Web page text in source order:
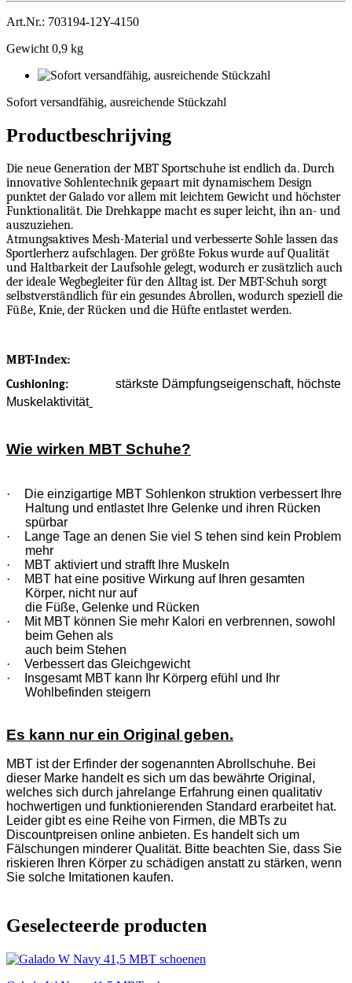
Art.Nr.: 703194-12Y-4150
Gewicht 0,9 kg
Sofort versandfähig, ausreichende Stückzahl
Productbeschrijving
Die neue Generation der MBT Sportschuhe ist endlich da. Durch
innovative Sohlentechnik gepaart mit dynamischem Design
punktet der Galado vor allem mit leichtem Gewicht und höchster
Funktionalität. Die Drehkappe macht es super leicht, ihn an- und
auszuziehen.
Atmungsaktives Mesh-Material und verbesserte Sohle lassen das
Sportlerherz aufschlagen. Der größte Fokus wurde auf Qualität
und Haltbarkeit der Laufsohle gelegt, wodurch er zusätzlich auch
der ideale Wegbegleiter für den Alltag ist. Der MBT-Schuh sorgt
selbstverständlich für ein gesundes Abrollen, wodurch speziell die
Füße, Knie, der Rücken und die Hüfte entlastet werden.
MBT-Index:
Cushioning:
stärkste Dämpfungseigenschaft, höchste
Muskelaktivität
Wie wirken MBT Schuhe?
·
Die einzigartige MBT Sohlenkon struktion verbessert Ihre
Haltung und entlastet Ihre Gelenke und ihren Rücken
spürbar
·
Lange Tage an denen Sie viel S tehen sind kein Problem
mehr
·
MBT aktiviert und strafft Ihre Muskeln
·
MBT hat eine positive Wirkung auf Ihren gesamten
Körper, nicht nur auf
die Füße, Gelenke und Rücken
·
Mit MBT können Sie mehr Kalori en verbrennen, sowohl
beim Gehen als
auch beim Stehen
·
Verbessert das Gleichgewicht
·
Insgesamt MBT kann Ihr Körperg efühl und Ihr
Wohlbefinden steigern
Es kann nur ein Original geben.
MBT ist der Erfinder der sogenannten Abrollschuhe. Bei
dieser Marke handelt es sich um das bewährte Original,
welches sich durch jahrelange Erfahrung einen qualitativ
hochwertigen und funktionierenden Standard erarbeitet hat.
Leider gibt es eine Reihe von Firmen, die MBTs zu
Discountpreisen online anbieten. Es handelt sich um
Fälschungen minderer Qualität. Bitte beachten Sie, dass Sie
riskieren Ihren Körper zu schädigen anstatt zu stärken, wenn
Sie solche Imitationen kaufen.
Geselecteerde producten